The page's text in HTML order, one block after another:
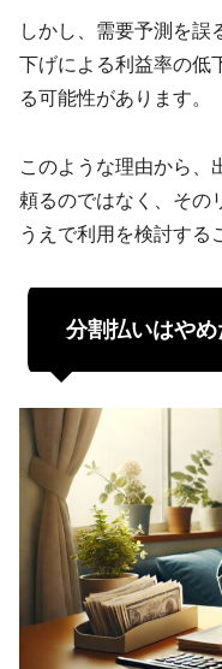
しかし、需要予測を誤
下げによる利益率の低
る可能性があります。
このような理由から、
頼るのではなく、その
うえで利用を検討する
分割払いはや